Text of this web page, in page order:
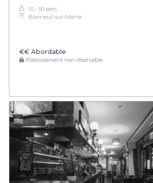
10 - 50 pers.
Bonneuil-sur-Marne
€€ Abordable
Établissement non réservable